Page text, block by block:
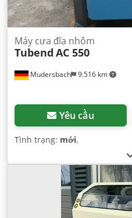
Mudersbach 9.516 km
Máy cưa đĩa nhôm
Tubend AC 550
Yêu cầu
Tình trạng: mới,